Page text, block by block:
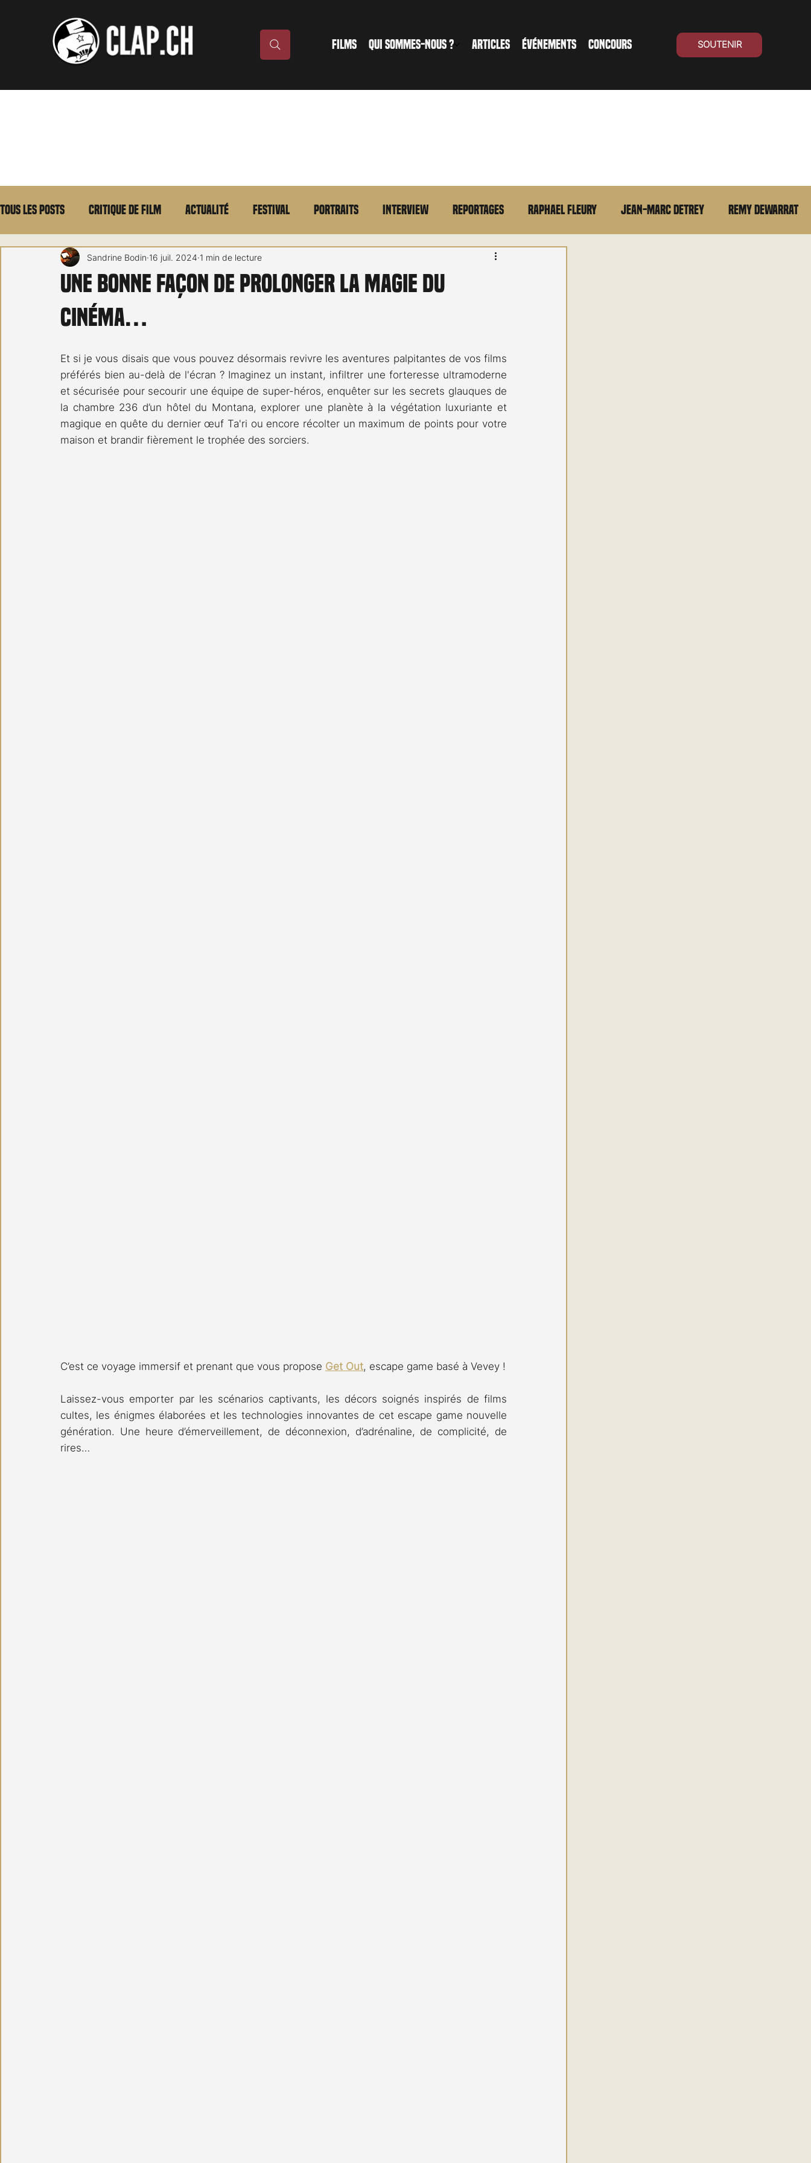
FILMS QUI SOMMES-NOUS ? ARTICLES ÉVÉNEMENTS CONCOURS SOUTENIR
Tous les posts Critique de film Actualité Festival Portraits Interview Reportages Raphael Fleury Jean-Marc Detrey Remy Dewarrat
Max Borg Laurent Scherlen Memento En bref
Carnet noir Open Air
Une bonne façon de prolonger la magie du
cinéma…
Sandrine Bodin 16 juil. 2024 1 min de lecture
Et si je vous disais que vous pouvez désormais revivre les aventures palpitantes de vos films
préférés bien au-delà de l'écran ? Imaginez un instant, infiltrer une forteresse ultramoderne
et sécurisée pour secourir une équipe de super-héros, enquêter sur les secrets glauques de
la chambre 236 d’un hôtel du Montana, explorer une planète à la végétation luxuriante et
magique en quête du dernier œuf Ta'ri ou encore récolter un maximum de points pour votre
maison et brandir fièrement le trophée des sorciers.
C’est ce voyage immersif et prenant que vous propose Get Out, escape game basé à Vevey !
Laissez-vous emporter par les scénarios captivants, les décors soignés inspirés de films
cultes, les énigmes élaborées et les technologies innovantes de cet escape game nouvelle
génération. Une heure d’émerveillement, de déconnexion, d’adrénaline, de complicité, de
rires…